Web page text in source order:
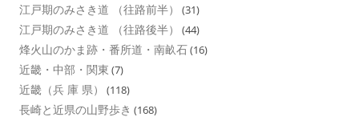
江戸期のみさき道 （往路前半） (31)
江戸期のみさき道 （往路後半） (44)
烽火山のかま跡・番所道・南畝石(16)
近畿・中部・関東 (7)
近畿（兵 庫 県） (118)
長崎と近県の山野歩き (168)